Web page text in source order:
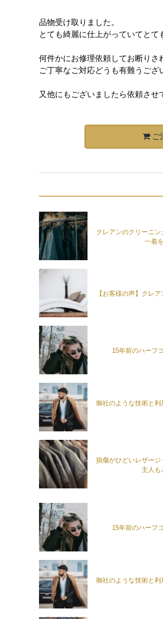
品物受け取りました。
とても綺麗に仕上がっていてとて
何件かにお修理依頼してお断りさ
ご丁寧なご対応どうも有難うござ
又他にもございましたら依頼させ
ご
クレアンのクリーニ
一着
【お客様の声】クレ
15年前のハーフ
御社のような技術と
損傷がひどいレザージ
主人も
15年前のハーフ
御社のような技術と